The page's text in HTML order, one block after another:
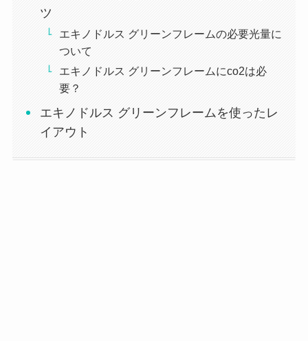
ツ
エキノドルス グリーンフレームの必要光量に
ついて
エキノドルス グリーンフレームにco2は必
要？
エキノドルス グリーンフレームを使ったレ
イアウト